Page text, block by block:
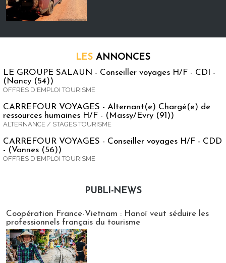
LES ANNONCES
LE GROUPE SALAUN - Conseiller voyages H/F - CDI -
(Nancy (54))
OFFRES D'EMPLOI TOURISME
CARREFOUR VOYAGES - Alternant(e) Chargé(e) de
ressources humaines H/F - (Massy/Evry (91))
ALTERNANCE / STAGES TOURISME
CARREFOUR VOYAGES - Conseiller voyages H/F - CDD
- (Vannes (56))
OFFRES D'EMPLOI TOURISME
PUBLI-NEWS
Coopération France-Vietnam : Hanoï veut séduire les
professionnels français du tourisme